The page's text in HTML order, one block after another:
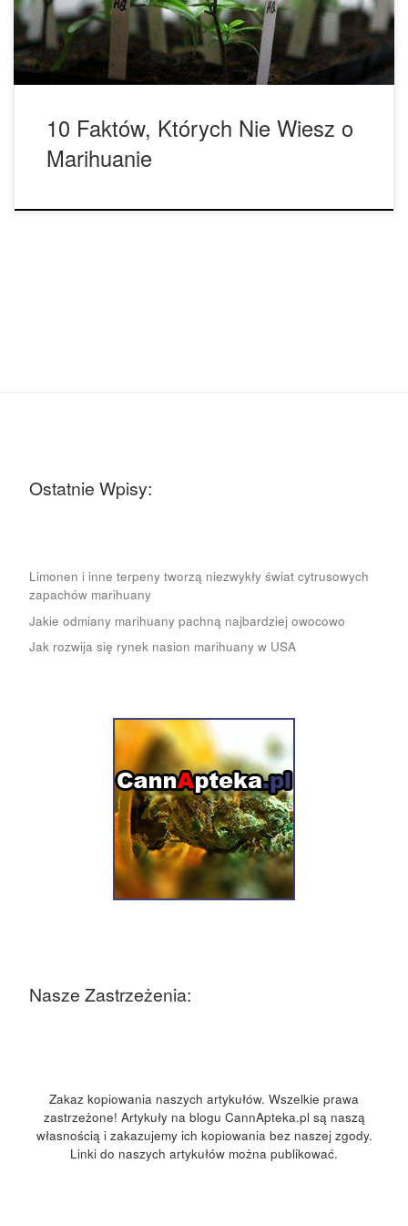
internetowej raport, w którym ogłoszono kilka zalet
marihuany […]
10 Faktów, Których Nie Wiesz o
Marihuanie
Ostatnie Wpisy:
Limonen i inne terpeny tworzą niezwykły świat cytrusowych
zapachów marihuany
Jakie odmiany marihuany pachną najbardziej owocowo
Jak rozwija się rynek nasion marihuany w USA
Nasze Zastrzeżenia:
Zakaz kopiowania naszych artykułów. Wszelkie prawa
zastrzeżone! Artykuły na blogu CannApteka.pl są naszą
własnością i zakazujemy ich kopiowania bez naszej zgody.
Linki do naszych artykułów można publikować.